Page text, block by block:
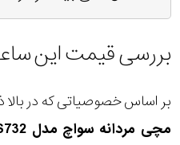
بررسی قیمت این
بر اساس خصوصیاتی که در
مچی مردانه سواچ مدل YGS732